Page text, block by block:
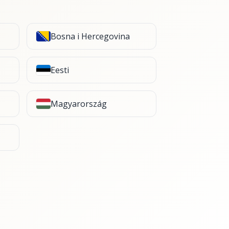
Bosna i Hercegovina
Eesti
Magyarország